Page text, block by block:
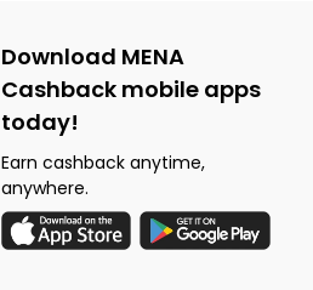
Download MENA
Cashback mobile apps
today!
Earn cashback anytime,
anywhere.